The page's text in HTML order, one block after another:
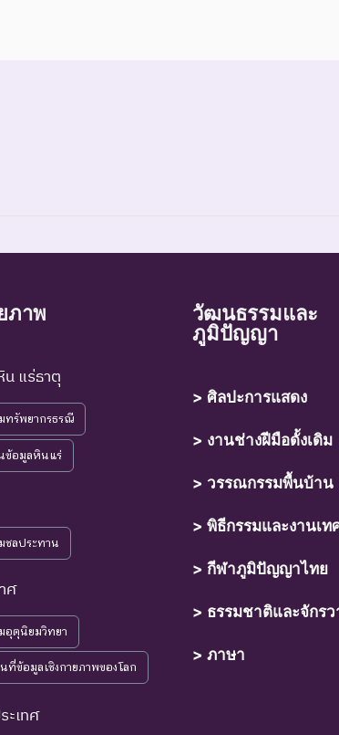
ว่าพบอาศัยอยู่ในถิ่นที่อยู่อาศัยตามธรรมชาติ
สูงต่อการสูญพันธุ์จากพื้นที่ธรรมชาติในขณะนี้
าวะอันตรายที่ใกล้จะสูญพันธุ์ไปจากโลกหรือสูญพันธุ์ไปจ
ญพันธุ์ยังดำเนินต่อไป
ใกล้สูญพันธุ์ในอนาคตอันใกล้ ถ้ายังคงมีปัจจัยต่างๆ อันเ
จถูกคุกคามในอนาคตอันใกล้ เนื่องจากปัจจัยต่างๆ ยังไม่
าวะถูกคุกคามและพบเห็นอยู่ทั่วไป
ยงพอ ที่จะวิเคราะห์ถึงความเสี่ยงต่อการสูญพันธุ์โดยตร
ภาพ
น แร่ธาตุ
ทรัพยากรธรณี
ข้อมูลหินแร่
ชลประทาน
ศ
อุตุนิยมวิทยา
ที่ข้อมูลเชิงกายภาพของโลก
ะเทศ
วัฒนธรรมและ
ภูมิปัญญา
> ศิลปะการแสดง
> งานช่างฝีมือดั้งเดิม
> วรรณกรรมพื้นบ้าน
> พิธีกรรมและงานเท
> กีฬาภูมิปัญญาไทย
> ธรรมชาติและจักรว
> ภาษา